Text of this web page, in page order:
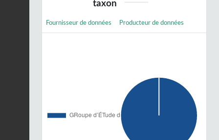
taxon
Fournisseur de données Producteur de données